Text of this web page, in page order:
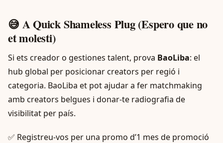
😅 A Quick Shameless Plug (Espero que no
et molesti)
Si ets creador o gestiones talent, prova BaoLiba: el
hub global per posicionar creators per regió i
categoria. BaoLiba et pot ajudar a fer matchmaking
amb creators belgues i donar-te radiografia de
visibilitat per país.
✅ Registreu-vos per una promo d’1 mes de promoció